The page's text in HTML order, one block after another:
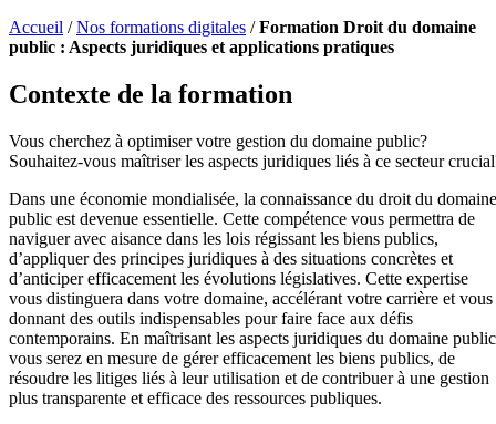
Accueil /Nos formations digitales /Formation Droit du domaine
public : Aspects juridiques et applications pratiques
Contexte de la formation
Vous cherchez à optimiser votre gestion du domaine public?
Souhaitez-vous maîtriser les aspects juridiques liés à ce secteur
Dans une économie mondialisée, la connaissance du droit du domaine
public est devenue essentielle. Cette compétence vous permettra de
naviguer avec aisance dans les lois régissant les biens publics,
d’appliquer des principes juridiques à des situations concrètes et
d’anticiper efficacement les évolutions législatives. Cette expertise
vous distinguera dans votre domaine, accélérant votre carrière et vous
donnant des outils indispensables pour faire face aux défis
contemporains. En maîtrisant les aspects juridiques du domaine
vous serez en mesure de gérer efficacement les biens publics, de
résoudre les litiges liés à leur utilisation et de contribuer à une gestion
plus transparente et efficace des ressources publiques.